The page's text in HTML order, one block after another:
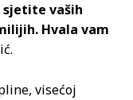
sjetite vaših
Hvala vam
visećoj